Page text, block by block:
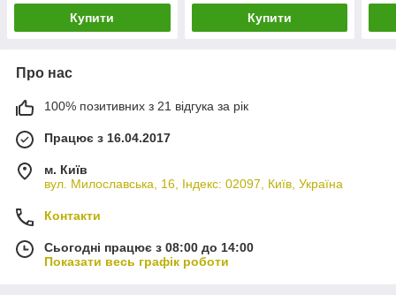
Купити Купити
Про нас
100% позитивних з 21 відгука за рік
Працює з 16.04.2017
м. Київ
вул. Милославська, 16, Індекс: 02097, Київ, Україна
Контакти
Сьогодні працює з 08:00 до 14:00
Показати весь графік роботи